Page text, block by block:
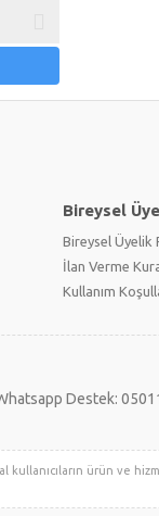
Bireysel
Bireysel Üyelik
İlan Verme
Kullanım
Destek:
kullanıcıların ürün ve